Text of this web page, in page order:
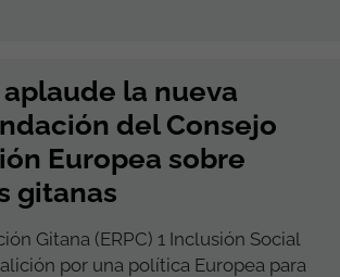
aplaude la nueva
del Consejo
Europea sobre
gitanas
Gitana (ERPC) 1 Inclusión Social
por una política Europea para